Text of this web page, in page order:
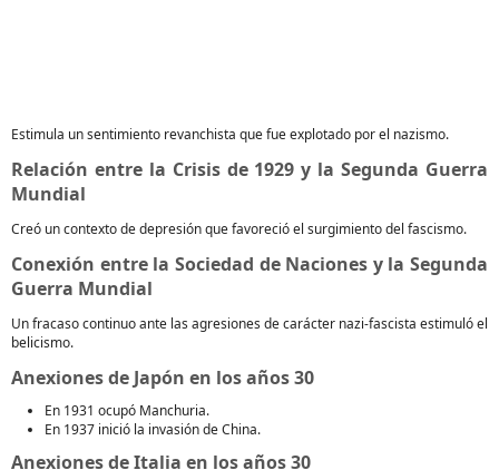
Estimula un sentimiento revanchista que fue explotado por el nazismo.
Relación entre la Crisis de 1929 y la Segunda Guerra
Mundial
Creó un contexto de depresión que favoreció el surgimiento del fascismo.
Conexión entre la Sociedad de Naciones y la Segunda
Guerra Mundial
Un fracaso continuo ante las agresiones de carácter nazi-fascista estimuló el
belicismo.
Anexiones de Japón en los años 30
En 1931 ocupó Manchuria.
En 1937 inició la invasión de China.
Anexiones de Italia en los años 30